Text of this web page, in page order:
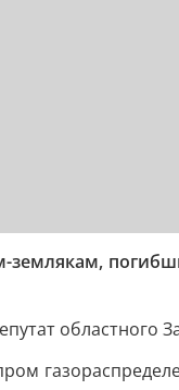
землякам,
областного